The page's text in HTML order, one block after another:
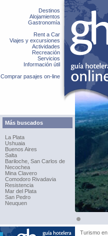
Destinos
Alojamientos
Gastronomía
Rent a Car
Viajes y excursiones
Actividades
Recreación
Servicios
Información útil
Comprar pasajes on-line
Más buscados
La Plata
Ushuaia
Buenos Aires
Salta
Bariloche, San Carlos de
Necochea
Mina Clavero
Comodoro Rivadavia
Resistencia
Mar del Plata
San Pedro
Neuquen
Turismo en